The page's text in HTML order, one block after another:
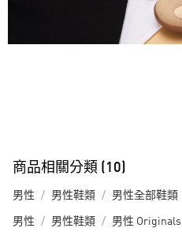
商品相關分類 (10)
男性 男性鞋類 男性全部鞋類
男性 男性鞋類 男性 Originals